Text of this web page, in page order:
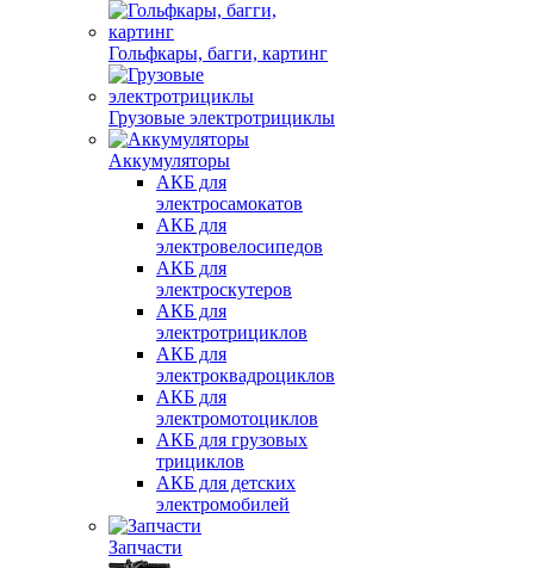
Гольфкары, багги, картинг
Грузовые электротрициклы
Аккумуляторы
АКБ для
электросамокатов
АКБ для
электровелосипедов
АКБ для
электроскутеров
АКБ для
электротрициклов
АКБ для
электроквадроциклов
АКБ для
электромотоциклов
АКБ для грузовых
трициклов
АКБ для детских
электромобилей
Запчасти